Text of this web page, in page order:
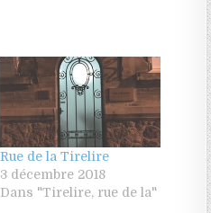
Rue de la Tirelire
3 décembre 2018
Dans "Tirelire, rue de la"